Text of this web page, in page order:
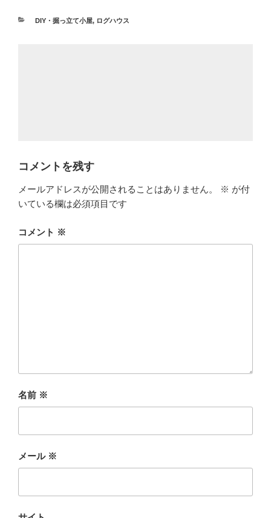
カ
DIY・掘っ立て小屋, ログハウス
コメントを残す
メールアドレスが公開されることはありません。 ※ が付
いている欄は必須項目です
コメント ※
名前 ※
メール ※